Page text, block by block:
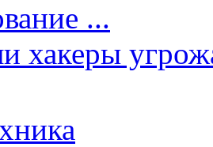
...
хакеры